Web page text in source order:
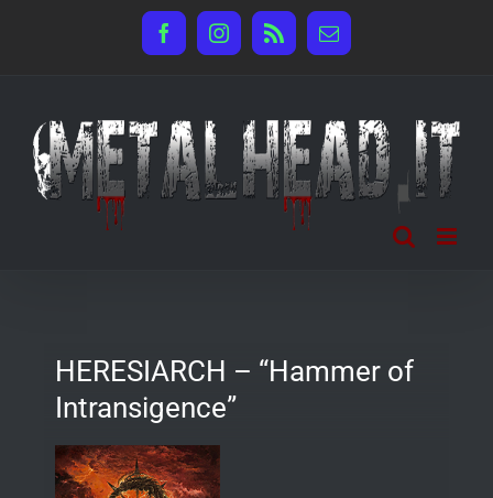
FacebookInstagram
Rss Email
HERESIARCH – “Hammer of
Intransigence”